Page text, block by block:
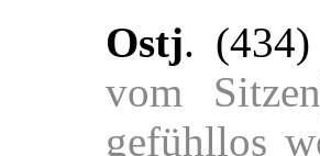
Ostj.
vom
gefühllos